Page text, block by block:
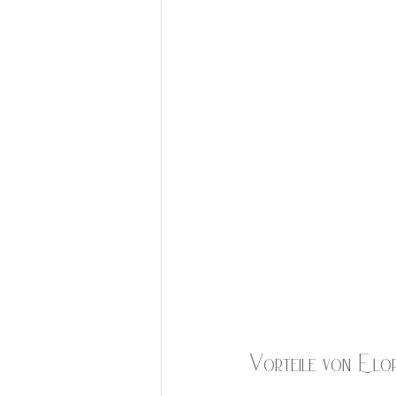
Vorteile von